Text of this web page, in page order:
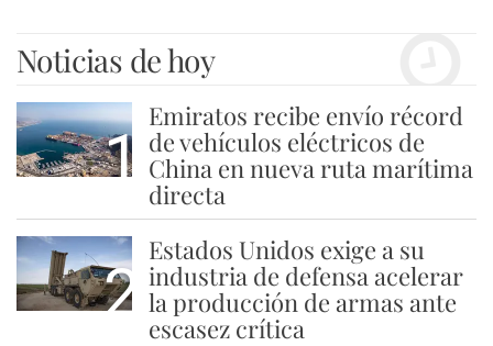
Noticias de hoy
1
Emiratos recibe envío récord
de vehículos eléctricos de
China en nueva ruta marítima
directa
2
Estados Unidos exige a su
industria de defensa acelerar
la producción de armas ante
escasez crítica